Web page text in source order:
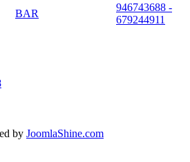
BAR
946743688 -
679244911
by JoomlaShine.com